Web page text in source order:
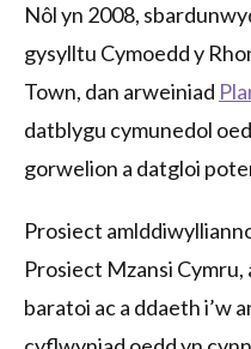
Nôl yn 2008,
gysylltu Cymoedd y
Town, dan arweiniad
datblygu cymunedol
gorwelion a datgloi
Prosiect
Prosiect Mzansi
baratoi ac a ddaeth i’w